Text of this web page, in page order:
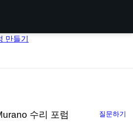
만들기
수리 포럼 질문하기